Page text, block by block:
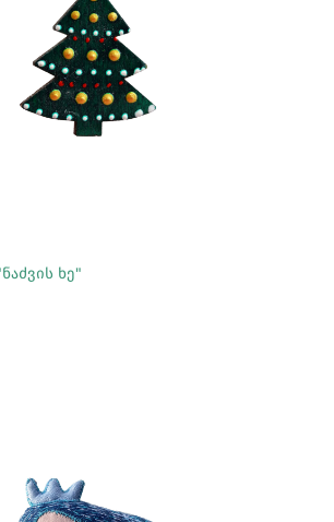
Სრულად Ნახვა
ხე"